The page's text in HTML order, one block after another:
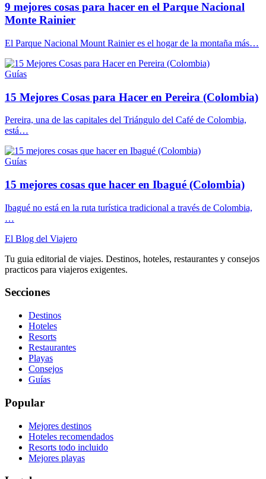
9 mejores cosas para hacer en el Parque Nacional
Monte Rainier
El Parque Nacional Mount Rainier es el hogar de la montaña más…
Guías
15 Mejores Cosas para Hacer en Pereira (Colombia)
Pereira, una de las capitales del Triángulo del Café de Colombia,
está…
Guías
15 mejores cosas que hacer en Ibagué (Colombia)
Ibagué no está en la ruta turística tradicional a través de Colombia,
…
El Blog del Viajero
Tu guia editorial de viajes. Destinos, hoteles, restaurantes y consejos
practicos para viajeros exigentes.
Secciones
Destinos
Hoteles
Resorts
Restaurantes
Playas
Consejos
Guías
Popular
Mejores destinos
Hoteles recomendados
Resorts todo incluido
Mejores playas